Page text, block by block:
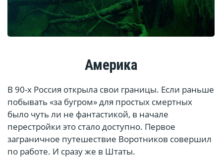
Америка
В 90-х Россия открыла свои границы. Если раньше
побывать «за бугром» для простых смертных
было чуть ли не фантастикой, в начале
перестройки это стало доступно. Первое
заграничное путешествие Воротников совершил
по работе. И сразу же в Штаты.